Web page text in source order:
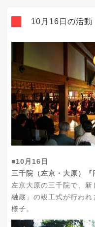
10月16日の活動
■10月16日
三千院（左京・大原）
左京大原の三千院で、
融蔵」の竣工式が行わ
様子。